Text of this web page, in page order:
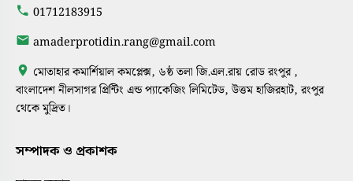
01712183915
amaderprotidin.rang@gmail.com
মোতাহার কমার্শিয়াল কমপ্লেক্স, ৬ষ্ঠ তলা জি.এল.রায় রোড রংপুর ,
বাংলাদেশ নীলসাগর প্রিন্টিং এন্ড প্যাকেজিং লিমিটেড, উত্তম হাজিরহাট, রংপুর
থেকে মুদ্রিত।
সম্পাদক ও প্রকাশক